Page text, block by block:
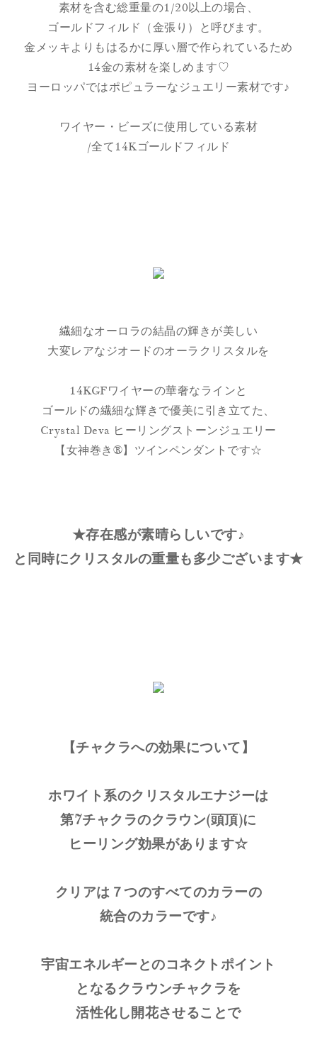
素材を含む総重量の1/20以上の場合、
ゴールドフィルド（金張り）と呼びます。
金メッキよりもはるかに厚い層で作られているため
14金の素材を楽しめます♡
ヨーロッパではポピュラーなジュエリー素材です♪
ワイヤー・ビーズに使用している素材
/全て14Kゴールドフィルド
繊細なオーロラの結晶の輝きが美しい
大変レアなジオードのオーラクリスタルを
14KGFワイヤーの華奢なラインと
ゴールドの繊細な輝きで優美に引き立てた、
Crystal Deva ヒーリングストーンジュエリー
【女神巻き®】ツインペンダントです☆
★存在感が素晴らしいです♪
と同時にクリスタルの重量も多少ございます★
【チャクラへの効果について】
ホワイト系のクリスタルエナジーは
第7チャクラのクラウン(頭頂)に
ヒーリング効果があります☆
クリアは７つのすべてのカラーの
統合のカラーです♪
宇宙エネルギーとのコネクトポイント
となるクラウンチャクラを
活性化し開花させることで